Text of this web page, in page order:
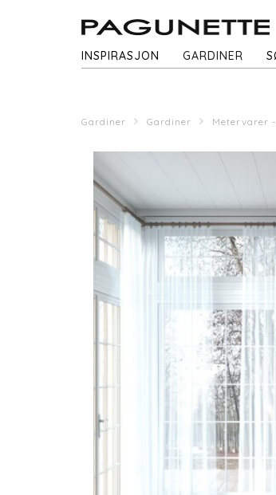
INSPIRASJON GARDINER
Gardiner Gardiner Metervarer